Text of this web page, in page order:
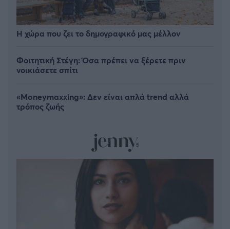
Η χώρα που ζει το δημογραφικό μας μέλλον
Φοιτητική Στέγη: Όσα πρέπει να ξέρετε πριν
νοικιάσετε σπίτι
«Moneymaxxing»: Δεν είναι απλά trend αλλά
τρόπος ζωής